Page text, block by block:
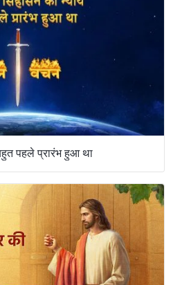
पहले प्रारंभ हुआ था